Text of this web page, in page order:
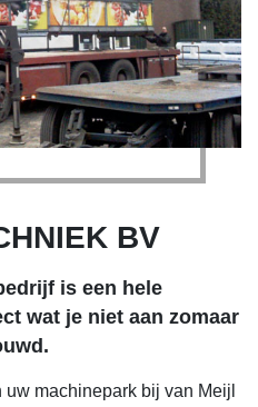
BV
is een hele
wat je niet aan zomaar
machinepark bij van Meijl